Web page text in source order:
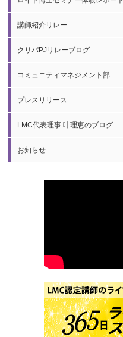
講師紹介リレー
クリパPJリレーブログ
コミュニティマネジメント部
プレスリリース
LMC代表理事 叶理恵のブログ
お知らせ